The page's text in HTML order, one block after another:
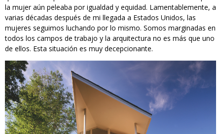
la mujer aún peleaba por igualdad y equidad. Lamentablemente, a
varias décadas después de mi llegada a Estados Unidos, las
mujeres seguimos luchando por lo mismo. Somos marginadas en
todos los campos de trabajo y la arquitectura no es más que uno
de ellos. Esta situación es muy decepcionante.